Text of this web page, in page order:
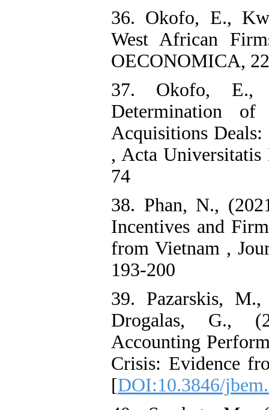
36. Okofo, E.,
West African
OECONOMICA,
37. Okofo, E.,
Determination
Acquisitions
, Acta
74
38. Phan, N.,
Incentives and
from Vietnam ,
193-200
39. Pazarskis,
Drogalas, G.,
Accounting
Crisis: Evidence
[DOI:10.3846/